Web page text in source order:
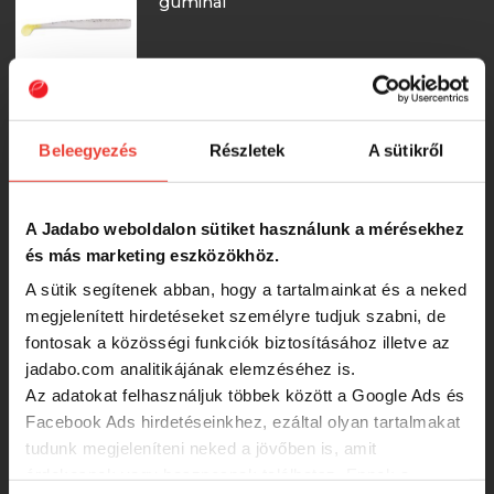
Beleegyezés Részletek A sütikről
A Jadabo weboldalon sütiket használunk a mérésekhez
és más marketing eszközökhöz.
A sütik segítenek abban, hogy a tartalmainkat és a neked
megjelenített hirdetéseket személyre tudjuk szabni, de
fontosak a közösségi funkciók biztosításához illetve az
jadabo.com analitikájának elemzéséhez is.
Az adatokat felhasználjuk többek között a Google Ads és
Facebook Ads hirdetéseinkhez, ezáltal olyan tartalmakat
tudunk megjeleníteni neked a jövőben is, amit
gumihal
200 Ft
IRON CLAW Skinny Jake 11cm OB
gumihal
200 Ft
IRON CLAW Skinny Jake 11cm RY